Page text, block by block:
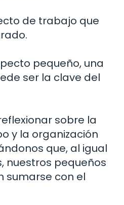
de trabajo que
pequeño, una
ser la clave del
sobre la
y la organización
que, al igual
nuestros pequeños
sumarse con el